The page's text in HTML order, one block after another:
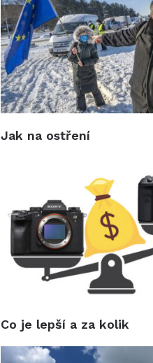
Jak na ostření
Co je lepší a za kolik